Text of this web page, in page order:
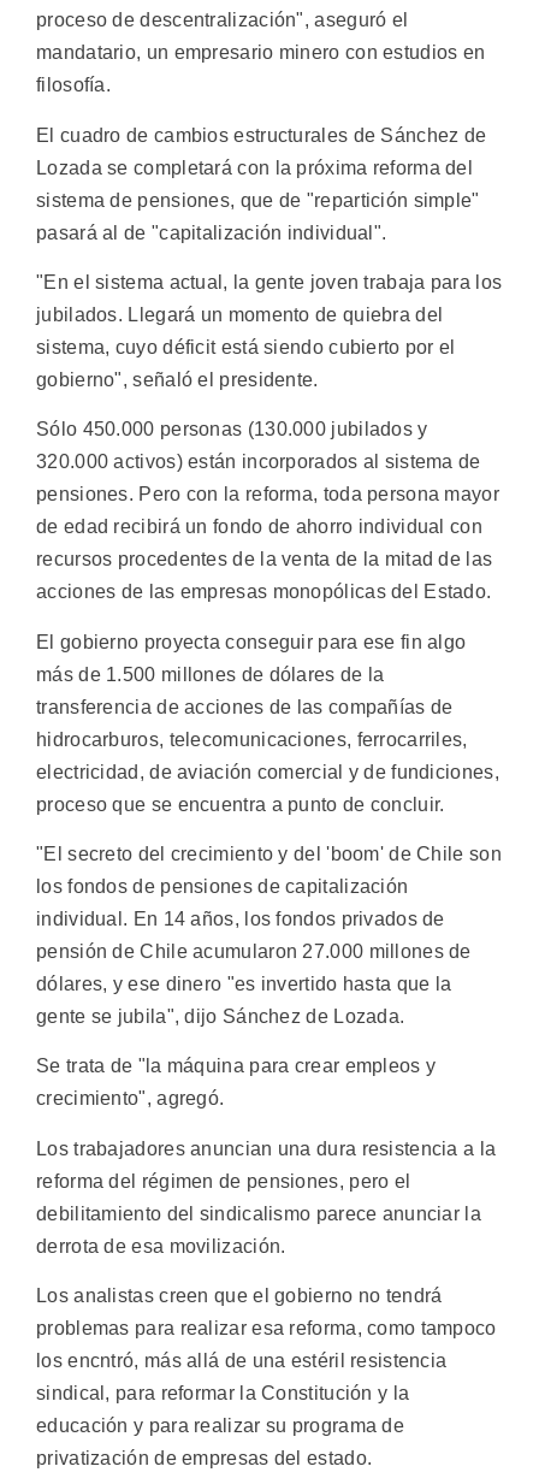
proceso de descentralización", aseguró el
mandatario, un empresario minero con estudios en
filosofía.
El cuadro de cambios estructurales de Sánchez de
Lozada se completará con la próxima reforma del
sistema de pensiones, que de "repartición simple"
pasará al de "capitalización individual".
"En el sistema actual, la gente joven trabaja para los
jubilados. Llegará un momento de quiebra del
sistema, cuyo déficit está siendo cubierto por el
gobierno", señaló el presidente.
Sólo 450.000 personas (130.000 jubilados y
320.000 activos) están incorporados al sistema de
pensiones. Pero con la reforma, toda persona mayor
de edad recibirá un fondo de ahorro individual con
recursos procedentes de la venta de la mitad de las
acciones de las empresas monopólicas del Estado.
El gobierno proyecta conseguir para ese fin algo
más de 1.500 millones de dólares de la
transferencia de acciones de las compañías de
hidrocarburos, telecomunicaciones, ferrocarriles,
electricidad, de aviación comercial y de fundiciones,
proceso que se encuentra a punto de concluir.
"El secreto del crecimiento y del 'boom' de Chile son
los fondos de pensiones de capitalización
individual. En 14 años, los fondos privados de
pensión de Chile acumularon 27.000 millones de
dólares, y ese dinero "es invertido hasta que la
gente se jubila", dijo Sánchez de Lozada.
Se trata de "la máquina para crear empleos y
crecimiento", agregó.
Los trabajadores anuncian una dura resistencia a la
reforma del régimen de pensiones, pero el
debilitamiento del sindicalismo parece anunciar la
derrota de esa movilización.
Los analistas creen que el gobierno no tendrá
problemas para realizar esa reforma, como tampoco
los encntró, más allá de una estéril resistencia
sindical, para reformar la Constitución y la
educación y para realizar su programa de
privatización de empresas del estado.